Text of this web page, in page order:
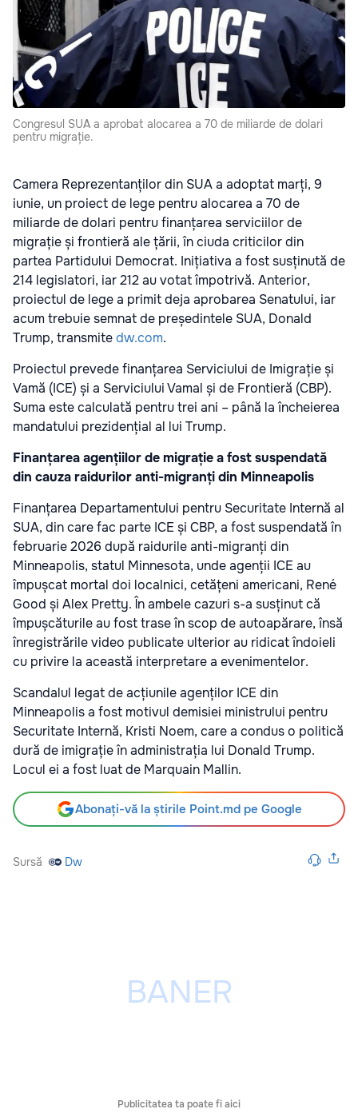
Congresul SUA a aprobat alocarea a 70 de miliarde de dolari
pentru migrație.
Camera Reprezentanților din SUA a adoptat marți, 9
iunie, un proiect de lege pentru alocarea a 70 de
miliarde de dolari pentru finanțarea serviciilor de
migrație și frontieră ale țării, în ciuda criticilor din
partea Partidului Democrat. Inițiativa a fost susținută de
214 legislatori, iar 212 au votat împotrivă. Anterior,
proiectul de lege a primit deja aprobarea Senatului, iar
acum trebuie semnat de președintele SUA, Donald
Trump, transmitedw.com.
Proiectul prevede finanțarea Serviciului de Imigrație și
Vamă (ICE) și a Serviciului Vamal și de Frontieră (CBP).
Suma este calculată pentru trei ani – până la încheierea
mandatului prezidențial al lui Trump.
Finanțarea agențiilor de migrație a fost suspendată
din cauza raidurilor anti-migranți din Minneapolis
Finanțarea Departamentului pentru Securitate Internă al
SUA, din care fac parte ICE și CBP, a fost suspendată în
februarie 2026 după raidurile anti-migranți din
Minneapolis, statul Minnesota, unde agenții ICE au
împușcat mortal doi localnici, cetățeni americani, René
Good și Alex Pretty. În ambele cazuri s-a susținut că
împușcăturile au fost trase în scop de autoapărare, însă
înregistrările video publicate ulterior au ridicat îndoieli
cu privire la această interpretare a evenimentelor.
Scandalul legat de acțiunile agenților ICE din
Minneapolis a fost motivul demisiei ministrului pentru
Securitate Internă, Kristi Noem, care a condus o politică
dură de imigrație în administrația lui Donald Trump.
Locul ei a fost luat de Marquain Mallin.
Abonați-vă la știrile Point.md pe Google
Sursă Dw
Publicitatea ta poate fi aici